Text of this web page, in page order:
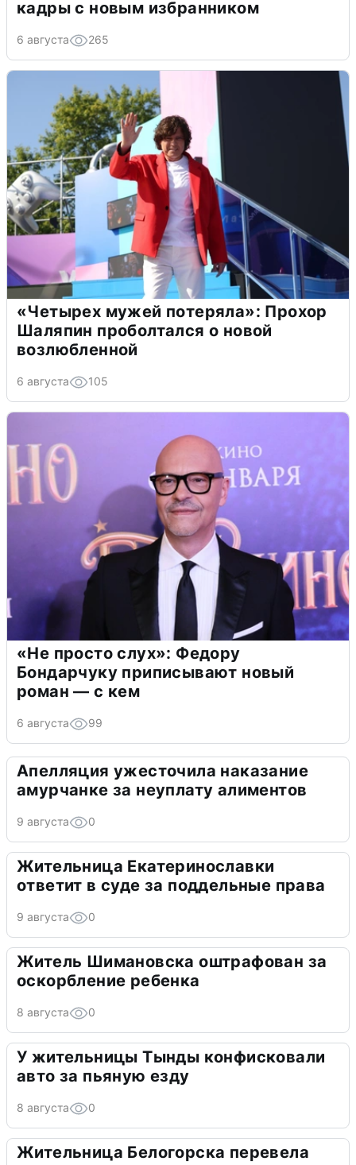
кадры с новым избранником
6 августа 265
«Четырех мужей потеряла»: Прохор
Шаляпин проболтался о новой
возлюбленной
6 августа 105
«Не просто слух»: Федору
Бондарчуку приписывают новый
роман — с кем
6 августа 99
Апелляция ужесточила наказание
амурчанке за неуплату алиментов
9 августа 0
Жительница Екатеринославки
ответит в суде за поддельные права
9 августа 0
Житель Шимановска оштрафован за
оскорбление ребенка
8 августа 0
У жительницы Тынды конфисковали
авто за пьяную езду
8 августа 0
Жительница Белогорска перевела